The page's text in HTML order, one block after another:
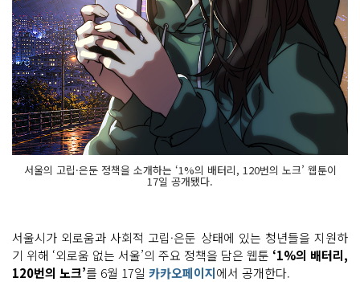
서울의 고립·은둔 정책을 소개하는 ‘1%의 배터리, 120번의 노크’ 웹툰이
17일 공개됐다.
서울시가 외로움과 사회적 고립·은둔 상태에 있는 청년들을 지원하
기 위해 ‘외로움 없는 서울’의 주요 정책을 담은 웹툰 ‘1%의 배터리,
120번의 노크’를 6월 17일 카카오페이지에서 공개한다.